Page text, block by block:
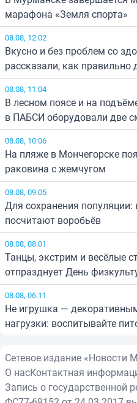
марафона «Земля спорта»
08.08, 12:02
Вкусно и без проблем со
рассказали, как правильно
08.08, 11:04
В лесном поясе и на
в ПАБСИ оборудовали две
08.08, 10:06
На пляже в Мончегорске
раковина с жемчугом
08.08, 09:05
Для сохранения
посчитают воробьёв
08.08, 08:01
Танцы, экстрим и весёлые
отпразднует День
08.08, 06:11
Не игрушка —
нагрузки: воспитывайте
Сетевое издание «Новости
О насКонтактная
Запись о